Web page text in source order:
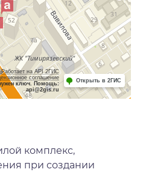
Работает на API 2ГИС
соглашение
ключ. Помощь:
api@2gis.ru
Открыть в 2ГИС
комплекс,
при создании